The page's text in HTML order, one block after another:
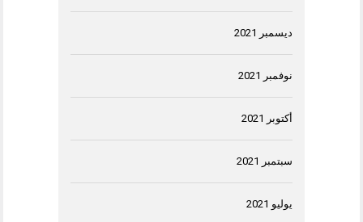
ديسمبر 2021
نوفمبر 2021
أكتوبر 2021
سبتمبر 2021
يوليو 2021